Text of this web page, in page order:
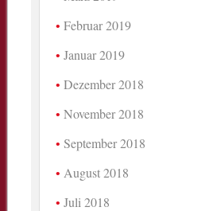
Februar 2019
Januar 2019
Dezember 2018
November 2018
September 2018
August 2018
Juli 2018